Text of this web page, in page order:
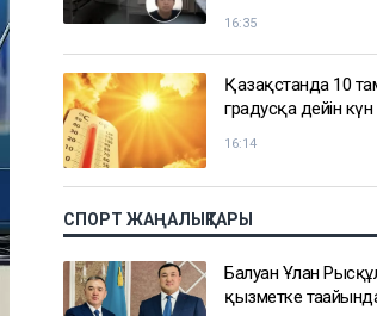
16:35
Қазақстанда 10
градусқа дейін
16:14
СПОРТ ЖАҢАЛЫҚТАРЫ
Балуан Ұлан
қызметке